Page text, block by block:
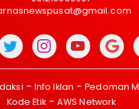
Info Iklan
Pedoman
Kode Etik
AWS Network